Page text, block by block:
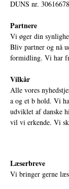
DUNS nr.
Partnere
Vi øger din
Bliv partner og nå
formidling. Vi har
Vilkår
Alle vores
a og et b hold. Vi
udviklet af danske
vil vi erkende. Vi
Læserbreve
Vi bringer gerne